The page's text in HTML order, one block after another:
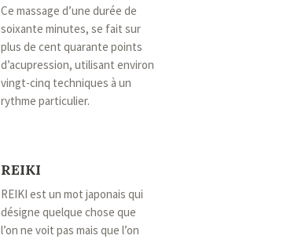
Ce massage d’une durée de
soixante minutes, se fait sur
plus de cent quarante points
d’acupression, utilisant environ
vingt-cinq techniques à un
rythme particulier.
REIKI
REIKI est un mot japonais qui
désigne quelque chose que
l’on ne voit pas mais que l’on